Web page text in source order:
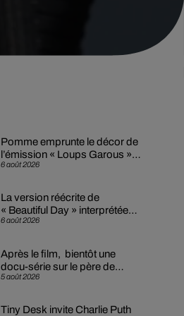
6 août 2026
Pomme emprunte le décor de
l’émission « Loups Garous »
pour son...
6 août 2026
La version réécrite de
« Beautiful Day » interprétée
lors des...
5 août 2026
Après le film, bientôt une
docu-série sur le père de
Michael Jackson
Tiny Desk invite Charlie Puth